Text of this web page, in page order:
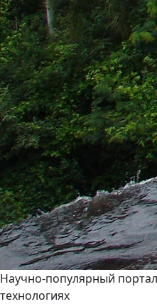
Научно-популярный
технологиях